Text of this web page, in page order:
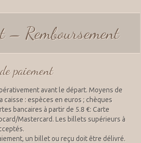
– Remboursement
paiement
avant le départ. Moyens de
caisse : espèces en euros ; chèques
bancaires à partir de 5.8 €: Carte
Mastercard. Les billets supérieurs à
un billet ou reçu doit être délivré.